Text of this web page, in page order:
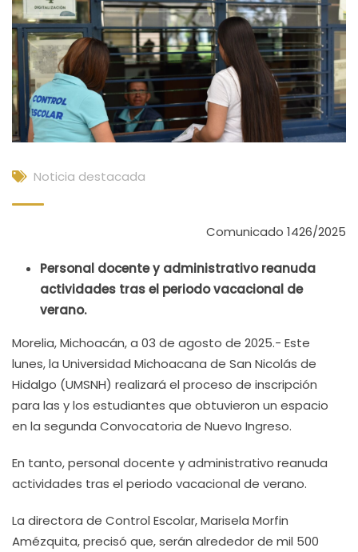
Noticia destacada
Comunicado 1426/2025
Personal docente y administrativo reanuda
actividades tras el periodo vacacional de
verano.
Morelia, Michoacán, a 03 de agosto de 2025.- Este
lunes, la Universidad Michoacana de San Nicolás de
Hidalgo (UMSNH) realizará el proceso de inscripción
para las y los estudiantes que obtuvieron un espacio
en la segunda Convocatoria de Nuevo Ingreso.
En tanto, personal docente y administrativo reanuda
actividades tras el periodo vacacional de verano.
La directora de Control Escolar, Marisela Morfin
Amézquita, precisó que, serán alrededor de mil 500